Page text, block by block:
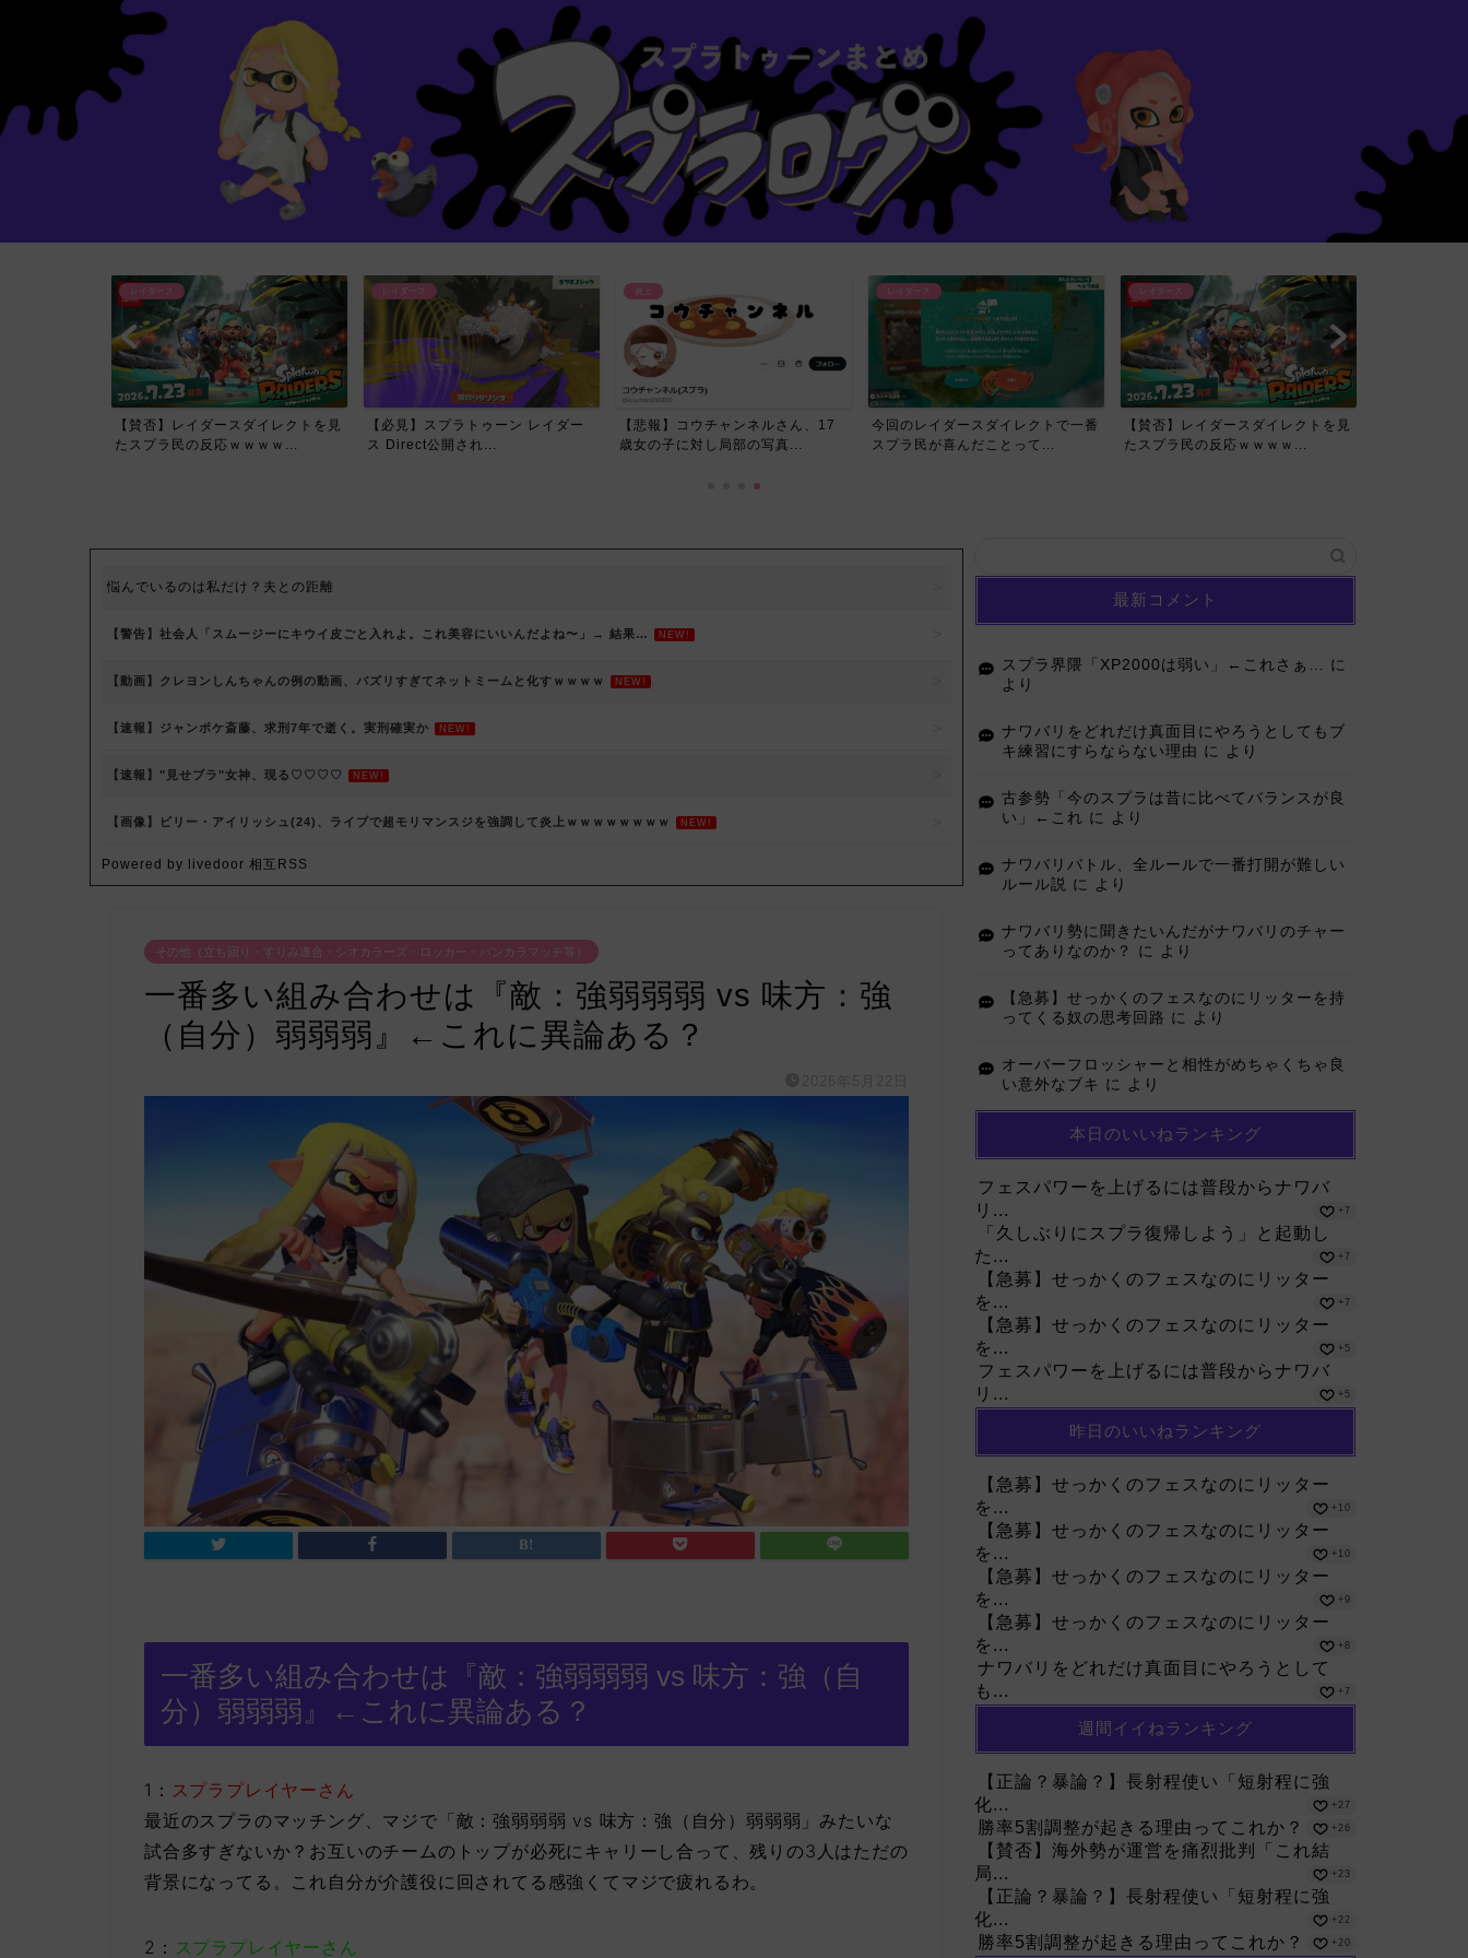
レイダース
【賛否】レイダースダイレクトを見
たスプラ民の反応ｗｗｗｗ...
レイダース
【必見】スプラトゥーン レイダー
ス Direct公開され...
炎上
【悲報】コウチャンネルさん、17
歳女の子に対し局部の写真...
レイダース
今回のレイダースダイレクトで一番
スプラ民が喜んだことって...
レイダース
【賛否】レイダースダイレクトを見
たスプラ民の反応ｗｗｗｗ...
悩んでいるのは私だけ？夫との距離
【警告】社会人「スムージーにキウイ皮ごと入れよ。これ美容にいいんだよね〜」→ 結果… NEW!
【動画】クレヨンしんちゃんの例の動画、バズリすぎてネットミームと化すｗｗｗｗ NEW!
【速報】ジャンポケ斎藤、求刑7年で逝く。実刑確実か NEW!
【速報】"見せブラ"女神、現る♡♡♡♡ NEW!
【画像】ビリー・アイリッシュ(24)、ライブで超モリマンスジを強調して炎上ｗｗｗｗｗｗｗｗ NEW!
Powered by livedoor 相互RSS
その他（立ち回り・すりみ連合・シオカラーズ・ロッカー・バンカラマッチ等）
一番多い組み合わせは『敵：強弱弱弱 vs 味方：強
（自分）弱弱弱』←これに異論ある？
一番多い組み合わせは『敵：強弱弱弱 vs 味方：強（自
分）弱弱弱』←これに異論ある？
1： スプラプレイヤーさん
最近のスプラのマッチング、マジで「敵：強弱弱弱 vs 味方：強（自分）弱弱弱」みたいな
試合多すぎないか？お互いのチームのトップが必死にキャリーし合って、残りの3人はただの
背景になってる。これ自分が介護役に回されてる感強くてマジで疲れるわ。
2： スプラプレイヤーさん
最新コメント
スプラ界隈「XP2000は弱い」←これさぁ…
に
より
ナワバリをどれだけ真面目にやろうとしてもブ
キ練習にすらならない理由 に より
古参勢「今のスプラは昔に比べてバランスが良
い」←これ に より
ナワバリバトル、全ルールで一番打開が難しい
ルール説 に より
ナワバリ勢に聞きたいんだがナワバリのチャー
ってありなのか？
に より
【急募】せっかくのフェスなのにリッターを持
ってくる奴の思考回路 に より
オーバーフロッシャーと相性がめちゃくちゃ良
い意外なブキ に より
本日のいいねランキング
フェスパワーを上げるには普段からナワバ
リ...
+7
「久しぶりにスプラ復帰しよう」と起動し
た...
+7
【急募】せっかくのフェスなのにリッター
を...
+7
【急募】せっかくのフェスなのにリッター
を...
+5
フェスパワーを上げるには普段からナワバ
リ...
+5
昨日のいいねランキング
【急募】せっかくのフェスなのにリッター
を...
+10
【急募】せっかくのフェスなのにリッター
を...
+10
【急募】せっかくのフェスなのにリッター
を...
+9
【急募】せっかくのフェスなのにリッター
を...
+8
ナワバリをどれだけ真面目にやろうとして
も...
+7
週間イイねランキング
【正論？暴論？】長射程使い「短射程に強
化...
+27
勝率5割調整が起きる理由ってこれか？ +26
【賛否】海外勢が運営を痛烈批判「これ結
局...
+23
【正論？暴論？】長射程使い「短射程に強
化...
+22
勝率5割調整が起きる理由ってこれか？ +20